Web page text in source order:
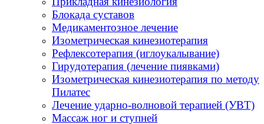
Блокада суставов
Медикаментозное лечение
Изометрическая кинезиотерапия
Рефлексотерапия (иглоукалывание)
Гирудотерапия (лечение пиявками)
Изометрическая кинезиотерапия по методу
Пилатес
Лечение ударно-волновой терапией (УВТ)
Массаж ног и ступней